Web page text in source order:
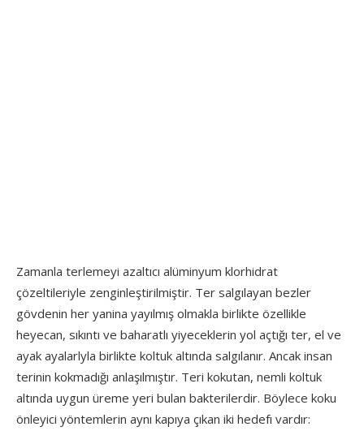
Zamanla terlemeyi azaltıcı alüminyum klorhidrat
çözeltileriyle zenginleştirilmiştir. Ter salgılayan bezler
gövdenin her yanina yayılmış olmakla birlikte özellikle
heyecan, sıkıntı ve baharatlı yiyeceklerin yol açtığı ter, el ve
ayak ayalarlyla birlikte koltuk altında salgılanır. Ancak insan
terinin kokmadığı anlaşılmıştır. Teri kokutan, nemli koltuk
altında uygun üreme yeri bulan bakterilerdir. Böylece koku
önleyici yöntemlerin aynı kapıya çıkan iki hedefı vardır: